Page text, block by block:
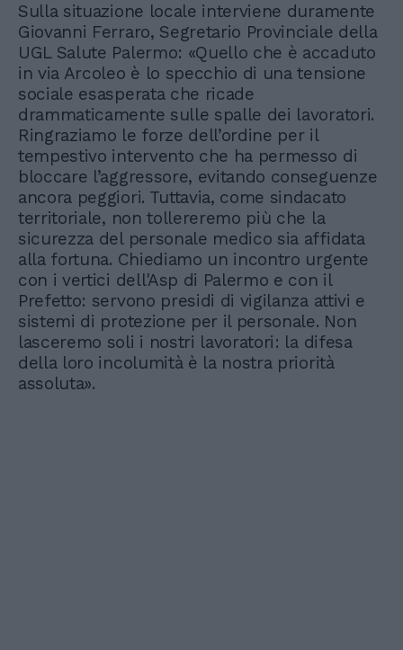
Sulla situazione locale interviene duramente
Giovanni Ferraro, Segretario Provinciale della
UGL Salute Palermo: «Quello che è accaduto
in via Arcoleo è lo specchio di una tensione
sociale esasperata che ricade
drammaticamente sulle spalle dei lavoratori.
Ringraziamo le forze dell’ordine per il
tempestivo intervento che ha permesso di
bloccare l’aggressore, evitando conseguenze
ancora peggiori. Tuttavia, come sindacato
territoriale, non tollereremo più che la
sicurezza del personale medico sia affidata
alla fortuna. Chiediamo un incontro urgente
con i vertici dell'Asp di Palermo e con il
Prefetto: servono presidi di vigilanza attivi e
sistemi di protezione per il personale. Non
lasceremo soli i nostri lavoratori: la difesa
della loro incolumità è la nostra priorità
assoluta».